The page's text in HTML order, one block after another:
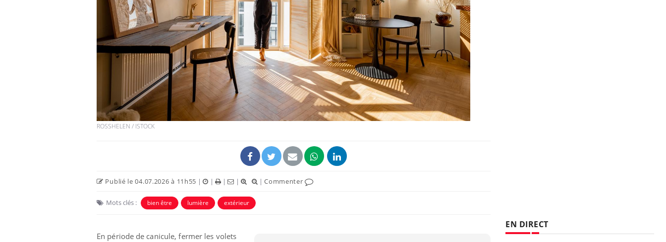
ROSSHELEN / ISTOCK
Publié le 04.07.2026 à 11h55 | | | | |Commenter
Mots clés : bien être lumière extérieur
En période de canicule, fermer les volets
EN DIRECT